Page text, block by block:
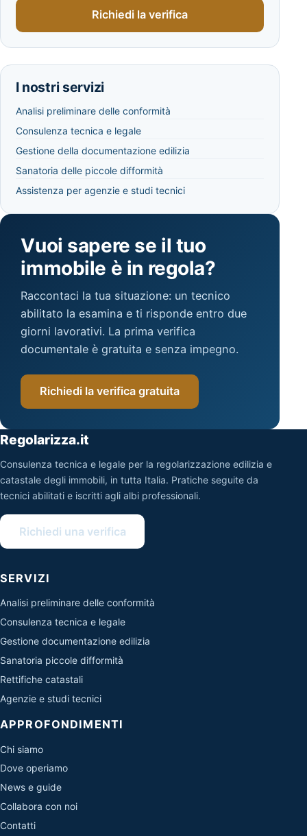
Richiedi la verifica
I nostri servizi
Analisi preliminare delle conformità
Consulenza tecnica e legale
Gestione della documentazione edilizia
Sanatoria delle piccole difformità
Assistenza per agenzie e studi tecnici
Vuoi sapere se il tuo
immobile è in regola?
Raccontaci la tua situazione: un tecnico
abilitato la esamina e ti risponde entro due
giorni lavorativi. La prima verifica
documentale è gratuita e senza impegno.
Richiedi la verifica gratuita
Regolarizza.it
Consulenza tecnica e legale per la regolarizzazione edilizia e
catastale degli immobili, in tutta Italia. Pratiche seguite da
tecnici abilitati e iscritti agli albi professionali.
Richiedi una verifica
SERVIZI
Analisi preliminare delle conformità
Consulenza tecnica e legale
Gestione documentazione edilizia
Sanatoria piccole difformità
Rettifiche catastali
Agenzie e studi tecnici
APPROFONDIMENTI
Chi siamo
Dove operiamo
News e guide
Collabora con noi
Contatti